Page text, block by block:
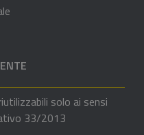
solo ai sensi
33/2013